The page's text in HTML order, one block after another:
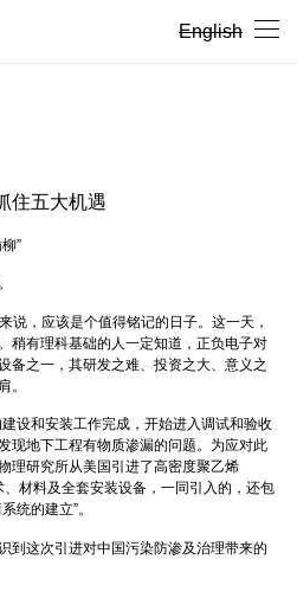
English
住五大机遇
”
说，应该是个值得铭记的日子。这一天，
稍有理科基础的人一定知道，正负电子对
备之一，其研发之难、投资之大、意义之
。
设和安装工作完成，开始进入调试和验收
现地下工程有物质渗漏的问题。为应对此
理研究所从美国引进了高密度聚乙烯
材料及全套安装设备，一同引入的，还包
统的建立”。
到这次引进对中国污染防渗及治理带来的